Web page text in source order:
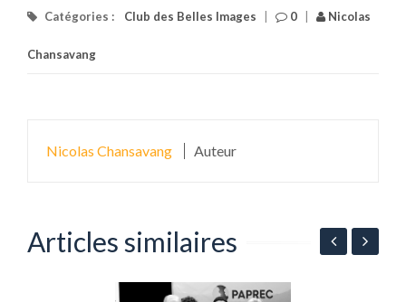
Catégories : Club des Belles Images 0 Nicolas
Chansavang
Nicolas Chansavang Auteur
Articles similaires